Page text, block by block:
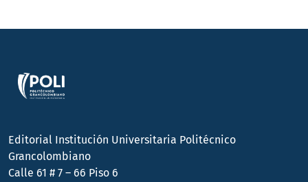
Editorial Institución Universitaria Politécnico
Grancolombiano
Calle 61 # 7 – 66 Piso 6